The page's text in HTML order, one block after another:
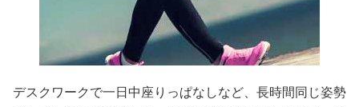
デスクワークで一日中座りっぱなしなど、長時間同じ姿勢